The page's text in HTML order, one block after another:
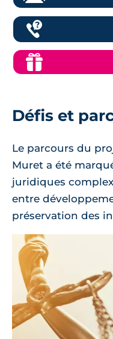
Défis et
Le parcours du
Muret a été
juridiques
entre
préservation des